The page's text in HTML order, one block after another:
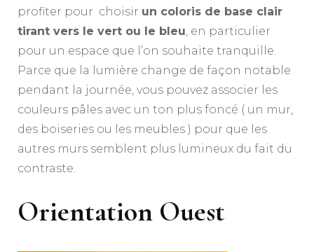
profiter pour choisir un coloris de base clair
tirant vers le vert ou le bleu, en particulier
pour un espace que l’on souhaite tranquille.
Parce que la lumière change de façon notable
pendant la journée, vous pouvez associer les
couleurs pâles avec un ton plus foncé ( un mur,
des boiseries ou les meubles ) pour que les
autres murs semblent plus lumineux du fait du
contraste.
Orientation Ouest